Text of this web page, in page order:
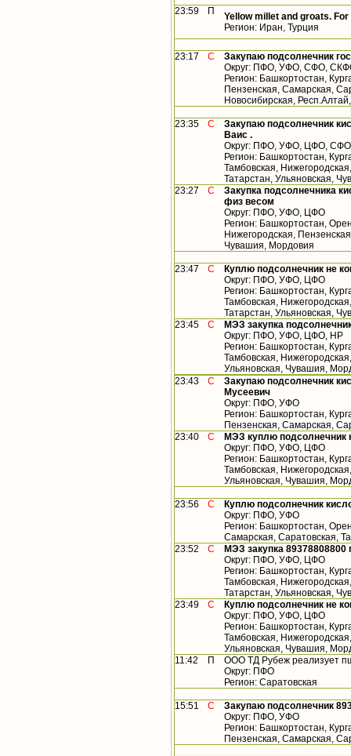
23:59 П Yellow millet and groats.
Регион: Иран, Турция
23:17 С
Закупаю подсолнечник
Округ: ПФО, УФО, СФО,
Регион: Башкортостан,
Пензенская, Самарская,
Новосибирская,
23:35 С
Закупаю подсолнечник
Ваис .
Округ: ПФО, УФО, ЦФО, СФО
Регион: Башкортостан,
Тамбовская,
Татарстан, Ульяновская,
23:27
С
Закупка подсолнечника
физ весом
Округ: ПФО, УФО, ЦФО
Регион: Башкортостан,
Нижегородская,
Чувашия, Мордовия
23:47 С
Куплю подсолнечник не
Округ: ПФО, УФО, ЦФО
Регион: Башкортостан,
Тамбовская,
Татарстан, Ульяновская,
23:45
С
МЭЗ закупка
Округ: ПФО, УФО, ЦФО, НР
Регион: Башкортостан,
Тамбовская,
Ульяновская, Чувашия,
23:43
С
Закупаю подсолнечник
Мусеевич
Округ: ПФО, УФО
Регион: Башкортостан,
Пензенская, Самарская,
23:40
С
МЭЗ куплю подсолнечник
Округ: ПФО, УФО, ЦФО
Регион: Башкортостан,
Тамбовская,
Ульяновская, Чувашия,
23:56 С
Куплю подсолнечник
Округ: ПФО, УФО
Регион: Башкортостан,
Самарская, Саратовская,
23:52
С
МЭЗ закупка
Округ: ПФО, УФО, ЦФО
Регион: Башкортостан,
Тамбовская,
Татарстан, Ульяновская,
23:49
С
Куплю подсолнечник не
Округ: ПФО, УФО, ЦФО
Регион: Башкортостан,
Тамбовская,
Ульяновская, Чувашия,
11:42
П ООО ТД Рубеж реализует
Округ: ПФО
Регион: Саратовская
15:51 С
Закупаю подсолнечник
Округ: ПФО, УФО
Регион: Башкортостан,
Пензенская, Самарская,